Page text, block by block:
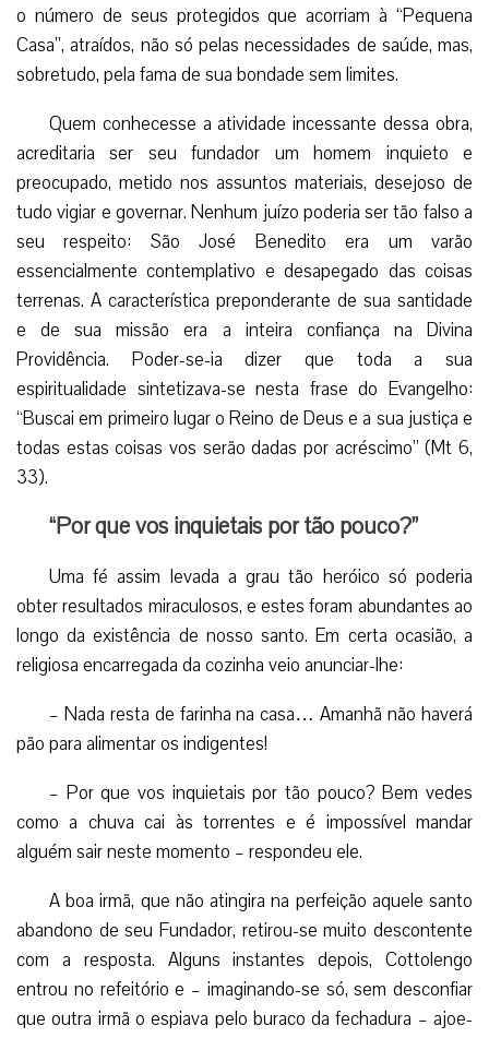
o número de seus protegidos que acorriam à “Pequena
Casa”, atraídos, não só pelas necessidades de saúde, mas,
sobretudo, pela fama de sua bondade sem limites.
Quem conhecesse a atividade incessante dessa obra,
acreditaria ser seu fundador um homem inquieto e
preocupado, metido nos assuntos materiais, desejoso de
tudo vigiar e governar. Nenhum juízo poderia ser tão falso a
seu respeito: São José Benedito era um varão
essencialmente contemplativo e desapegado das coisas
terrenas. A característica preponderante de sua santidade
e de sua missão era a inteira confiança na Divina
Providência. Poder-se-ia dizer que toda a sua
espiritualidade sintetizava-se nesta frase do Evangelho:
“Buscai em primeiro lugar o Reino de Deus e a sua justiça e
todas estas coisas vos serão dadas por acréscimo” (Mt 6,
33).
“Por que vos inquietais por tão pouco?”
Uma fé assim levada a grau tão heróico só poderia
obter resultados miraculosos, e estes foram abundantes ao
longo da existência de nosso santo. Em certa ocasião, a
religiosa encarregada da cozinha veio anunciar-lhe:
– Nada resta de farinha na casa… Amanhã não haverá
pão para alimentar os indigentes!
– Por que vos inquietais por tão pouco? Bem vedes
como a chuva cai às torrentes e é impossível mandar
alguém sair neste momento – respondeu ele.
A boa irmã, que não atingira na perfeição aquele santo
abandono de seu Fundador, retirou-se muito descontente
com a resposta. Alguns instantes depois, Cottolengo
entrou no refeitório e – imaginando-se só, sem desconfiar
que outra irmã o espiava pelo buraco da fechadura – ajoe­